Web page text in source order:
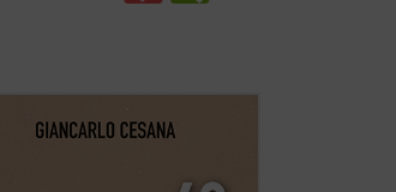
Cesana afirma que vivimos un